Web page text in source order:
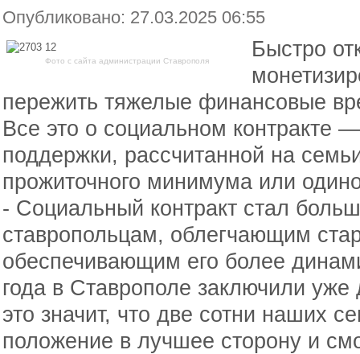
Опубликовано: 27.03.2025 06:55
Фото с сайта администрации Ставрополя
Быстро
пережить тяжелые финансовые
Все это о социальном контракте
поддержки, рассчитанной на
прожиточного минимума или
- Социальный контракт стал
ставропольцам, облегчающим
обеспечивающим его более
года в Ставрополе заключили уже
это значит, что две сотни наших
положение в лучшее сторону и